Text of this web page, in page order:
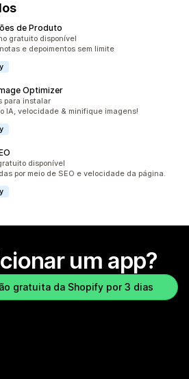
de Produto
todo
gratuito disponível
e depoimentos sem limite
Optimizer
todo
para instalar
IA, velocidade & minifique imagens!
disponível
por meio de SEO e velocidade da página.
um app?
gratuita da Shopify por 3 dias